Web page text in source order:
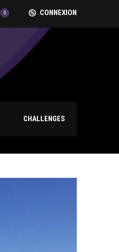
0 CONNEXION
CHALLENGES